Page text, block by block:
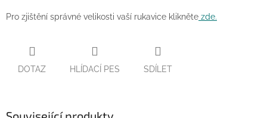
Pro zjištění správné velikosti vaší rukavice klikněte zde.
DOTAZ HLÍDACÍ PES SDÍLET